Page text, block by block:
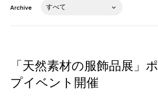
Blog
Archive
「天然素材の服飾品展」
プイベント開催